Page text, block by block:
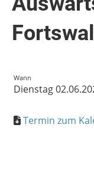
Wann
Dienstag
Termin zum